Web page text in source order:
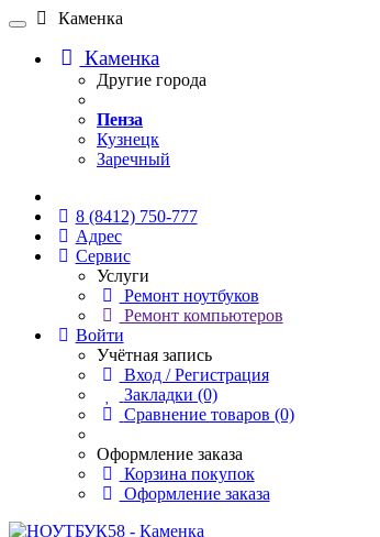
Каменка
Каменка
Другие города
Пенза
Кузнецк
Заречный
8 (8412) 750-777
Адрес
Сервис
Услуги
Ремонт ноутбуков
Ремонт компьютеров
Войти
Учётная запись
Вход / Регистрация
Закладки (0)
Сравнение товаров (0)
Оформление заказа
Корзина покупок
Оформление заказа